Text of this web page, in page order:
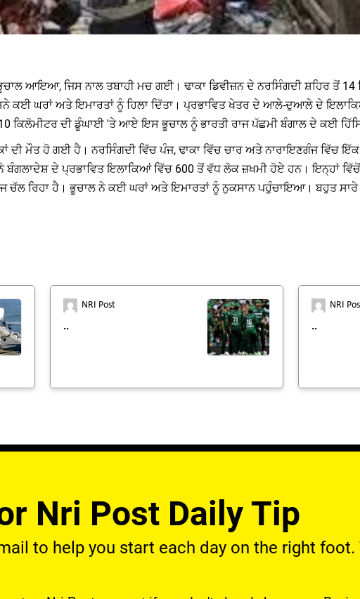
ਆਇਆ, ਜਿਸ ਨਾਲ ਤਬਾਹੀ ਮਚ ਗਈ। ਢਾਕਾ ਡਿਵੀਜ਼ਨ ਦੇ ਨਰਸਿੰਗਦੀ ਸ਼ਹਿਰ ਤੋਂ
ਕਈ ਘਰਾਂ ਅਤੇ ਇਮਾਰਤਾਂ ਨੂੰ ਹਿਲਾ ਦਿੱਤਾ। ਪ੍ਰਭਾਵਿਤ ਖੇਤਰ ਦੇ ਆਲੇ-ਦੁਆਲੇ ਦੇ
ਦੀ ਡੂੰਘਾਈ 'ਤੇ ਆਏ ਇਸ ਭੂਚਾਲ ਨੂੰ ਭਾਰਤੀ ਰਾਜ ਪੱਛਮੀ ਬੰਗਾਲ ਦੇ ਕਈ
ਦੀ ਮੌਤ ਹੋ ਗਈ ਹੈ। ਨਰਸਿੰਗਦੀ ਵਿੱਚ ਪੰਜ, ਢਾਕਾ ਵਿੱਚ ਚਾਰ ਅਤੇ ਨਾਰਾਇਣਗੰਜ ਵਿੱਚ
ਬੰਗਲਾਦੇਸ਼ ਦੇ ਪ੍ਰਭਾਵਿਤ ਇਲਾਕਿਆਂ ਵਿੱਚ 600 ਤੋਂ ਵੱਧ ਲੋਕ ਜ਼ਖਮੀ ਹੋਏ ਹਨ। ਇਨ੍ਹਾਂ
ਰਿਹਾ ਹੈ। ਭੂਚਾਲ ਨੇ ਕਈ ਘਰਾਂ ਅਤੇ ਇਮਾਰਤਾਂ ਨੂੰ ਨੁਕਸਾਨ ਪਹੁੰਚਾਇਆ। ਬਹੁਤ ਸਾਰੇ
NRI Post
..
NRI
..
Nri Post Daily Tip
to help you start each day on the right foot.